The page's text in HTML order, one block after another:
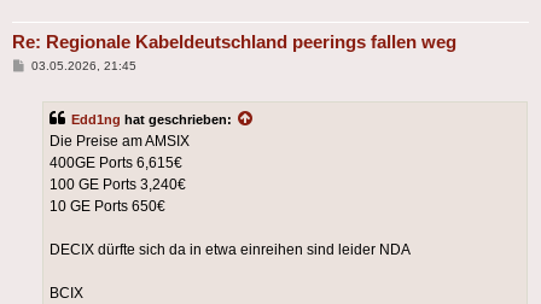
Re: Regionale Kabeldeutschland peerings fallen weg
Beitrag
03.05.2026, 21:45
Edd1ng hat geschrieben:
Die Preise am AMSIX
400GE Ports 6,615€
100 GE Ports 3,240€
10 GE Ports 650€
DECIX dürfte sich da in etwa einreihen sind leider NDA
BCIX